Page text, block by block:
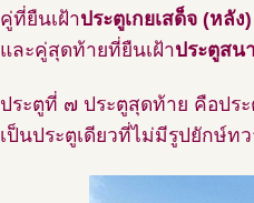
คู่ที่ยืนเฝ้าประตูเกยเสด็จ (หลัง)
และคู่สุดท้ายที่ยืนเฝ้าประตูสน
ประตูที่ ๗ ประตูสุดท้าย คือปร
เป็นประตูเดียวที่ไม่มีรูปยักษ์